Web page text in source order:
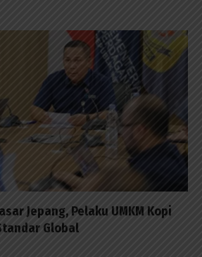
Jepang, Pelaku UMKM Kopi
Global